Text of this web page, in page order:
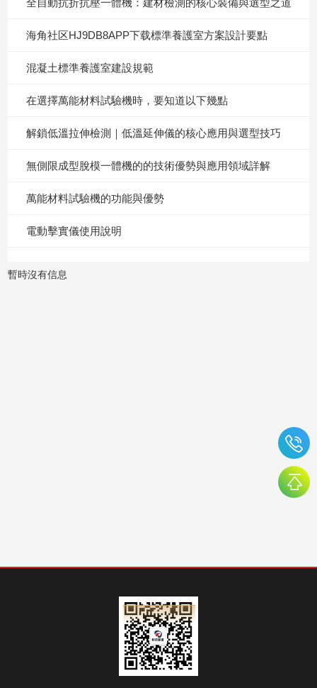
海角社区HJ9DB8APP下载標準養護室方案設計要點
混凝土標準養護室建設規範
在選擇萬能材料試驗機時，要知道以下幾點
解鎖低溫拉伸檢測｜低溫延伸儀的核心應用與選型技巧
無側限成型脫模一體機的的技術優勢與應用領域詳解
萬能材料試驗機的功能與優勢
電動擊實儀使用說明
暫時沒有信息